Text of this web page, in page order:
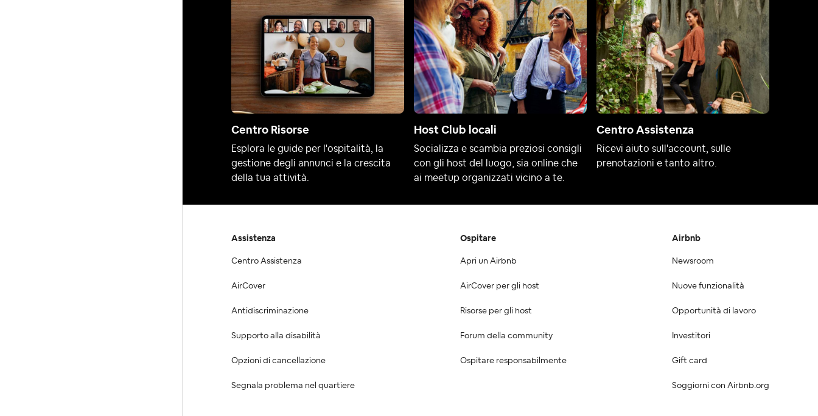
Centro Risorse
Esplora le guide per l'ospitalità, la
gestione degli annunci e la crescita
della tua attività.
Host Club locali
Socializza e scambia preziosi consigli
con gli host del luogo, sia online che
ai meetup organizzati vicino a te.
Centro Assistenza
Ricevi aiuto sull'account, sulle
prenotazioni e tanto altro.
Assistenza
Centro Assistenza
AirCover
Antidiscriminazione
Supporto alla disabilità
Opzioni di cancellazione
Segnala problema nel quartiere
Ospitare
Apri un Airbnb
AirCover per gli host
Risorse per gli host
Forum della community
Ospitare responsabilmente
Airbnb
Newsroom
Nuove funzionalità
Opportunità di lavoro
Investitori
Gift card
Soggiorni con Airbnb.org